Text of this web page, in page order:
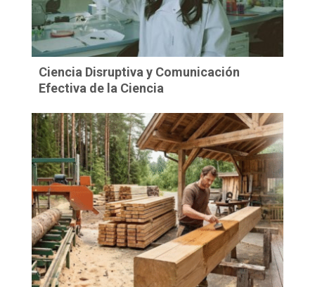
Ciencia Disruptiva y Comunicación
Efectiva de la Ciencia